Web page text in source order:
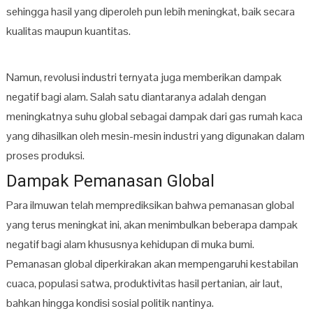
sehingga hasil yang diperoleh pun lebih meningkat, baik secara
kualitas maupun kuantitas.
Namun, revolusi industri ternyata juga memberikan dampak
negatif bagi alam. Salah satu diantaranya adalah dengan
meningkatnya suhu global sebagai dampak dari gas rumah kaca
yang dihasilkan oleh mesin-mesin industri yang digunakan dalam
proses produksi.
Dampak Pemanasan Global
Para ilmuwan telah memprediksikan bahwa pemanasan global
yang terus meningkat ini, akan menimbulkan beberapa dampak
negatif bagi alam khususnya kehidupan di muka bumi.
Pemanasan global diperkirakan akan mempengaruhi kestabilan
cuaca, populasi satwa, produktivitas hasil pertanian, air laut,
bahkan hingga kondisi sosial politik nantinya.